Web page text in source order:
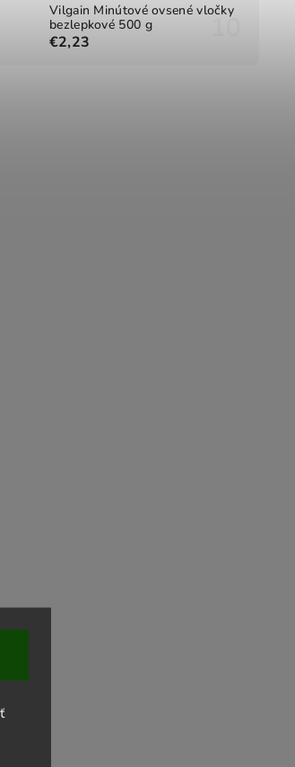
Vilgain Minútové ovsené vločky
bezlepkové 500 g
€2,23